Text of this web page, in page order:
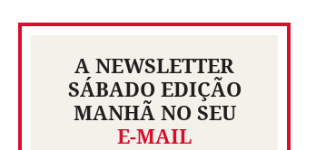
A NEWSLETTER
SÁBADO EDIÇÃO
MANHÃ NO SEU
E-MAIL